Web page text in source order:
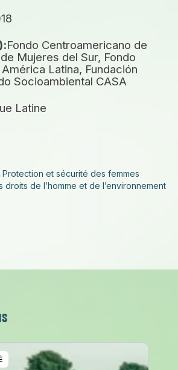
Fondo Centroamericano de
Mujeres del Sur, Fondo
Latina, Fundación
Socioambiental CASA
Latine
, Protection et sécurité des femmes
de l’homme et de l’environnement